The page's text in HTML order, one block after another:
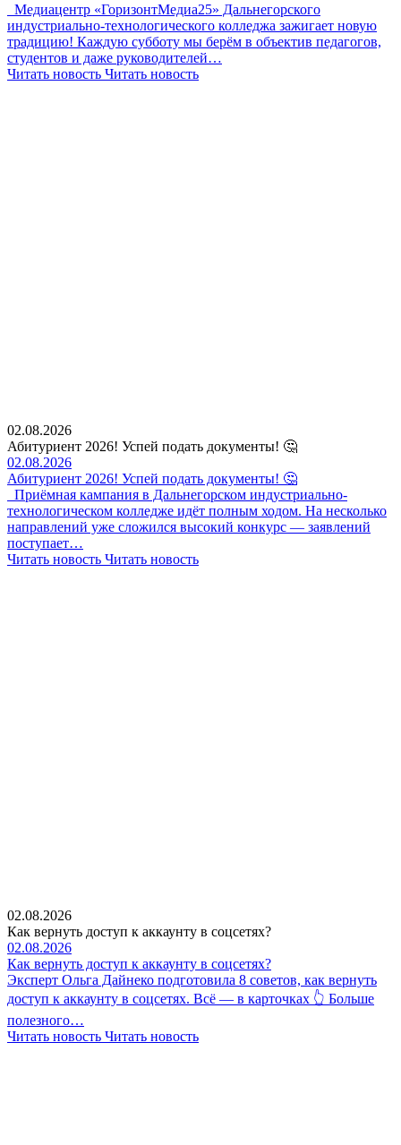
Медиацентр «ГоризонтМедиа25» Дальнегорского
индустриально-технологического колледжа зажигает новую
традицию! Каждую субботу мы берём в объектив педагогов,
студентов и даже руководителей…
Читать новость Читать новость
02.08.2026
Абитуриент 2026! Успей подать документы! 🤔
02.08.2026
Абитуриент 2026! Успей подать документы! 🤔
Приёмная кампания в Дальнегорском индустриально-
технологическом колледже идёт полным ходом. На несколько
направлений уже сложился высокий конкурс — заявлений
поступает…
Читать новость Читать новость
02.08.2026
Как вернуть доступ к аккаунту в соцсетях?
02.08.2026
Как вернуть доступ к аккаунту в соцсетях?
Эксперт Ольга Дайнеко подготовила 8 советов, как вернуть
доступ к аккаунту в соцсетях. Всё — в карточках 👆 Больше
полезного…
Читать новость Читать новость